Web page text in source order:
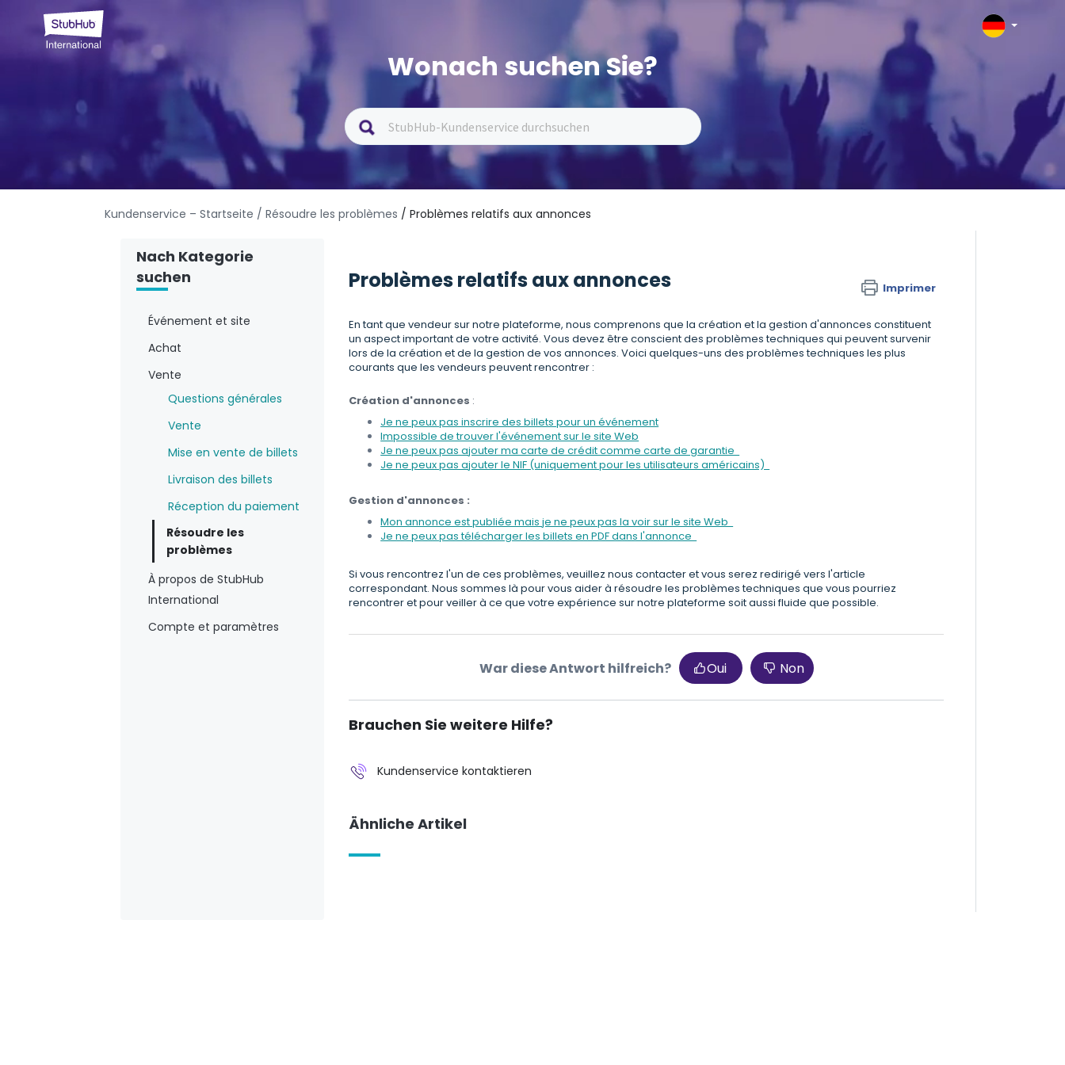
Wonach suchen Sie?
Kundenservice – Startseite / Résoudre les problèmes / Problèmes relatifs aux annonces
Nach Kategorie
suchen
Événement et site
Achat
Vente
Questions générales
Vente
Mise en vente de billets
Livraison des billets
Réception du paiement
Résoudre les
problèmes
À propos de StubHub
International
Compte et paramètres
Problèmes relatifs aux annonces Imprimer
En tant que vendeur sur notre plateforme, nous comprenons que la création et la gestion d'annonces constituent
un aspect important de votre activité. Vous devez être conscient des problèmes techniques qui peuvent survenir
lors de la création et de la gestion de vos annonces. Voici quelques-uns des problèmes techniques les plus
courants que les vendeurs peuvent rencontrer :
Création d'annonces :
Je ne peux pas inscrire des billets pour un événement
Impossible de trouver l'événement sur le site Web
Je ne peux pas ajouter ma carte de crédit comme carte de garantie
Je ne peux pas ajouter le NIF (uniquement pour les utilisateurs américains)
Gestion d'annonces :
Mon annonce est publiée mais je ne peux pas la voir sur le site Web
Je ne peux pas télécharger les billets en PDF dans l'annonce
Si vous rencontrez l'un de ces problèmes, veuillez nous contacter et vous serez redirigé vers l'article
correspondant. Nous sommes là pour vous aider à résoudre les problèmes techniques que vous pourriez
rencontrer et pour veiller à ce que votre expérience sur notre plateforme soit aussi fluide que possible.
War diese Antwort hilfreich? Oui Non
Brauchen Sie weitere Hilfe?
Kundenservice kontaktieren
Ähnliche Artikel